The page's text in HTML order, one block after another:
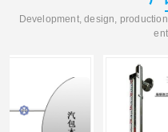
Development, design,